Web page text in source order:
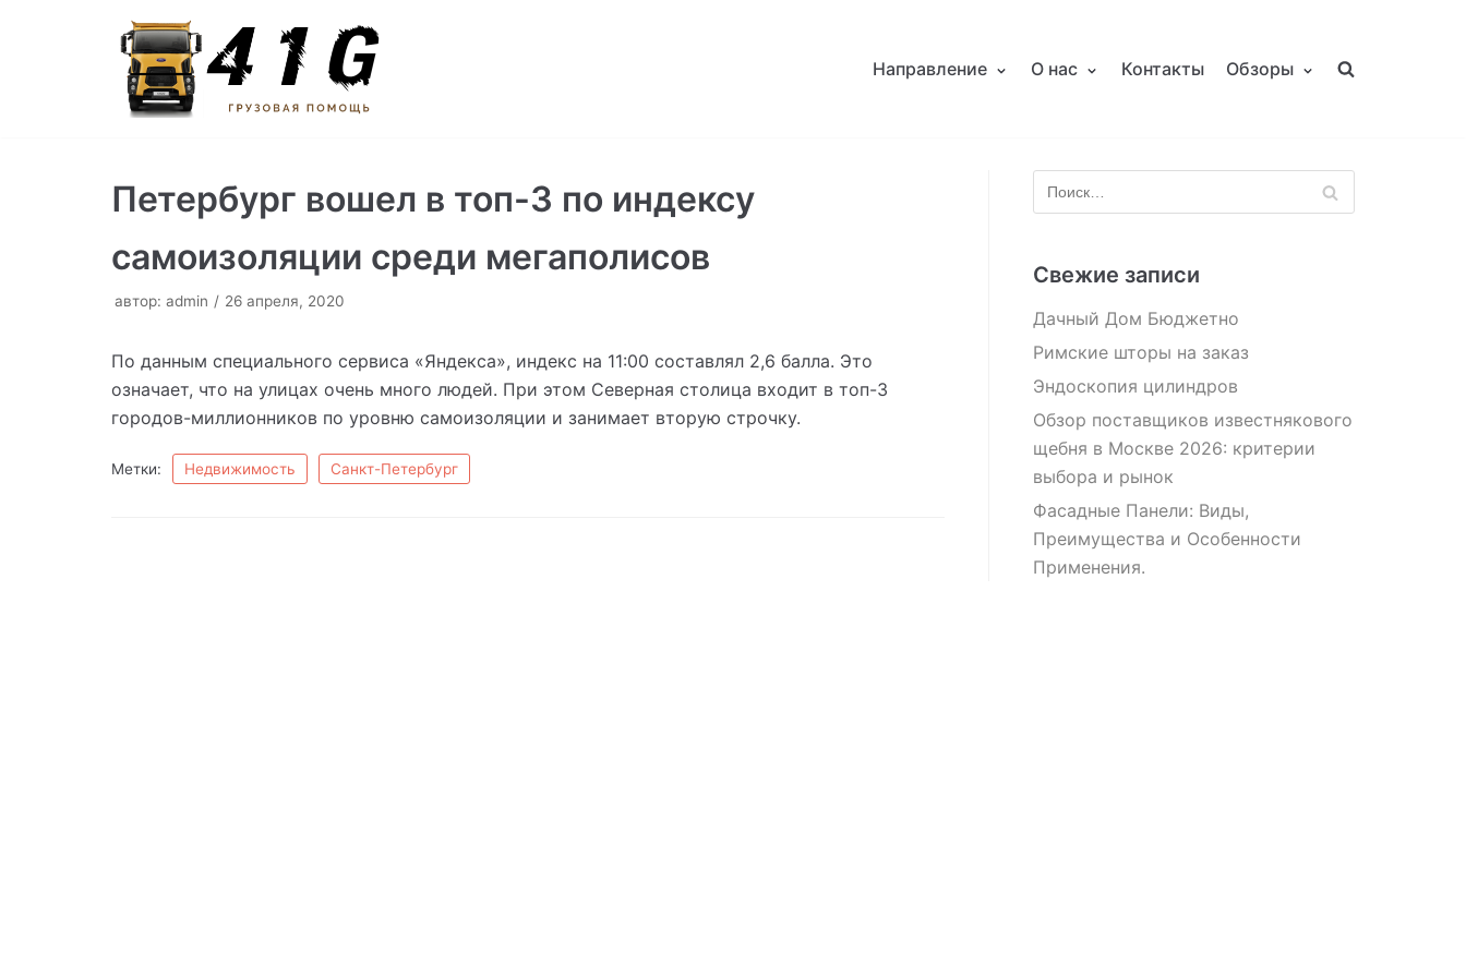
содержимому
Направление О нас Контакты Обзоры
Петербург вошел в топ-3 по индексу
самоизоляции среди мегаполисов
автор: admin 26 апреля, 2020
По данным специального сервиса «Яндекса», индекс на 11:00 составлял 2,6 балла. Это
означает, что на улицах очень много людей. При этом Северная столица входит в топ-3
городов-миллионников по уровню самоизоляции и занимает вторую строчку.
Метки: Недвижимость Санкт-Петербург
Свежие записи
Дачный Дом Бюджетно
Римские шторы на заказ
Эндоскопия цилиндров
Обзор поставщиков известнякового
щебня в Москве 2026: критерии
выбора и рынок
Фасадные Панели: Виды,
Преимущества и Особенности
Применения.